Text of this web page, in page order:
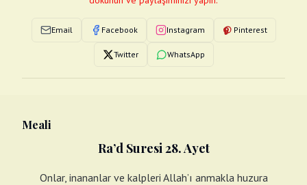
Email Facebook Instagram Pinterest
Twitter WhatsApp
Meali
Ra’d Suresi 28. Ayet
Onlar, inananlar ve kalpleri Allah’ı anmakla huzura